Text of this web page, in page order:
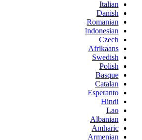
Italian
Danish
Romanian
Indonesian
Czech
Afrikaans
Swedish
Polish
Basque
Catalan
Esperanto
Hindi
Lao
Albanian
Amharic
Armenian